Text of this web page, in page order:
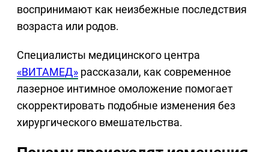
воспринимают как неизбежные последствия
возраста или родов.
Специалисты медицинского центра
«ВИТАМЕД» рассказали, как современное
лазерное интимное омоложение помогает
скорректировать подобные изменения без
хирургического вмешательства.